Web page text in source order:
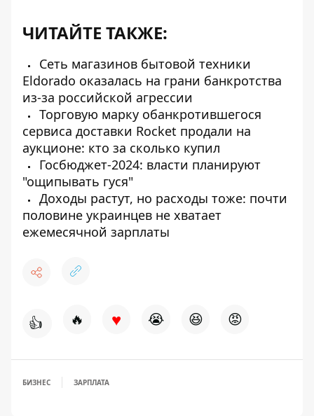
ЧИТАЙТЕ ТАКЖЕ:
Сеть магазинов бытовой техники
Eldorado оказалась на грани банкротства
из-за российской агрессии
Торговую марку обанкротившегося
сервиса доставки Rocket продали на
аукционе: кто за сколько купил
Госбюджет-2024: власти планируют
"ощипывать гуся"
Доходы растут, но расходы тоже: почти
половине украинцев не хватает
ежемесячной зарплаты
👍 🔥 ♥ 😭 😆 😡
БИЗНЕС ЗАРПЛАТА